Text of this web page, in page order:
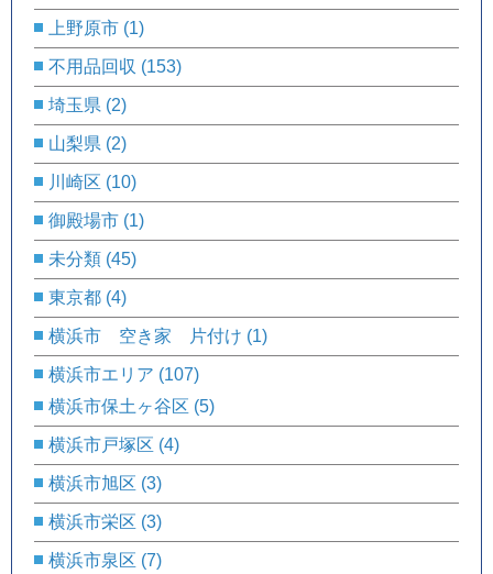
上野原市 (1)
不用品回収 (153)
埼玉県 (2)
山梨県 (2)
川崎区 (10)
御殿場市 (1)
未分類 (45)
東京都 (4)
横浜市 空き家 片付け (1)
横浜市エリア (107)
横浜市保土ヶ谷区 (5)
横浜市戸塚区 (4)
横浜市旭区 (3)
横浜市栄区 (3)
横浜市泉区 (7)